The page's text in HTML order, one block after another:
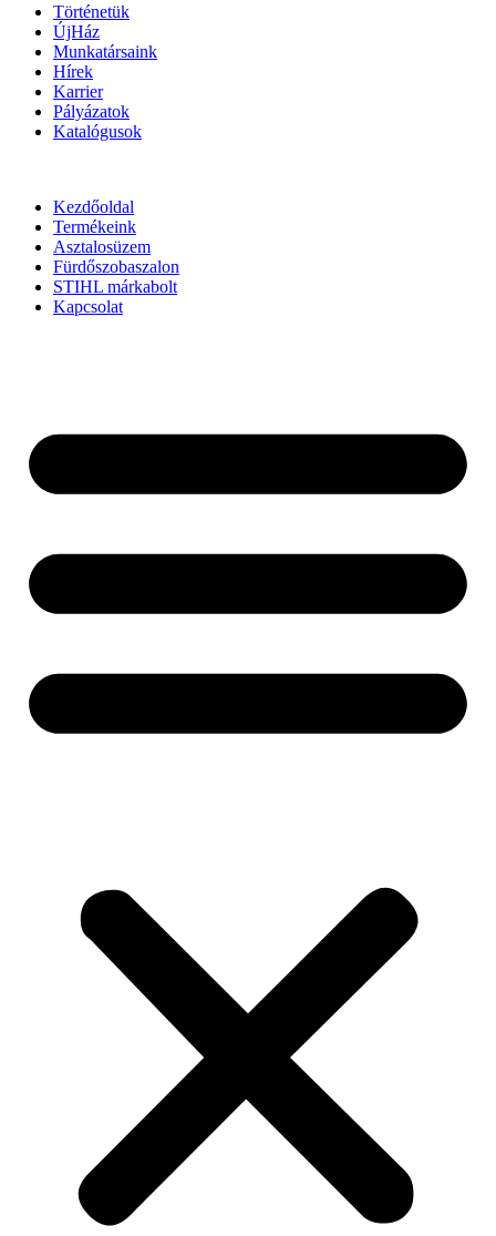
Történetük
ÚjHáz
Munkatársaink
Hírek
Karrier
Pályázatok
Katalógusok
Kezdőoldal
Termékeink
Asztalosüzem
Fürdőszobaszalon
STIHL márkabolt
Kapcsolat